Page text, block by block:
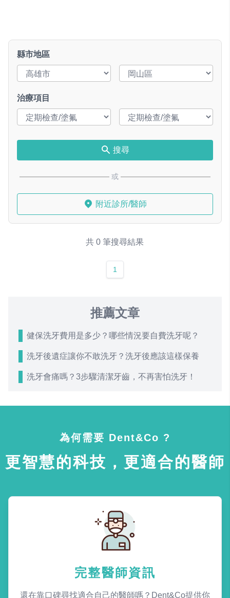
縣市地區
治療項目
搜尋
或
附近診所/醫師
共 0 筆搜尋結果
1
推薦文章
健保洗牙費用是多少？哪些情況要自費洗牙呢？
洗牙後遺症讓你不敢洗牙？洗牙後應該這樣保養
洗牙會痛嗎？3步驟清潔牙齒，不再害怕洗牙！
為何需要 Dent&Co ?
更智慧的科技，更適合的醫師
完整醫師資訊
還在靠口碑尋找適合自己的醫師嗎？Dent&Co提供你